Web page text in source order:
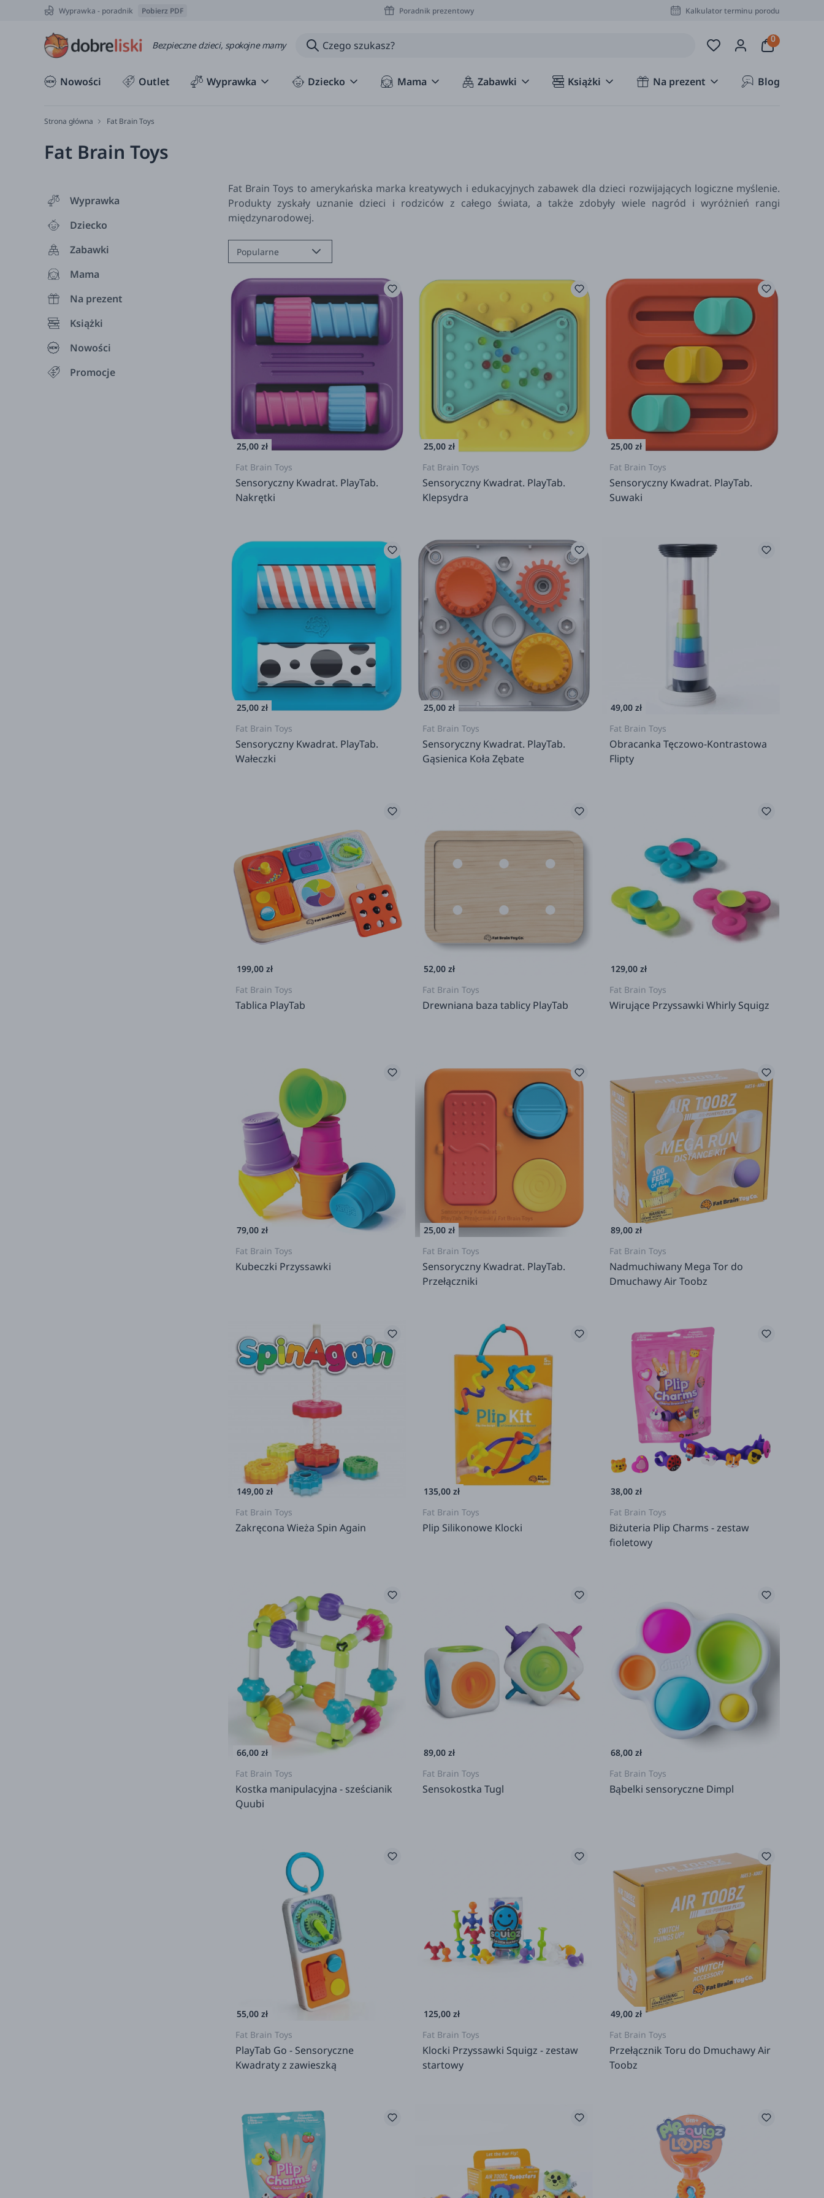
Wyprawka - poradnik Pobierz PDF Poradnik prezentowy Kalkulator terminu porodu
Bezpieczne dzieci, spokojne mamy
Nowości Outlet Wyprawka Dziecko Mama Zabawki Książki Na prezent Blog
Strona główna Fat Brain Toys
Fat Brain Toys
Wyprawka
Dziecko
Zabawki
Mama
Na prezent
Książki
Nowości
Promocje
Fat Brain Toys to amerykańska marka kreatywych i edukacyjnych zabawek dla dzieci rozwijających logiczne myślenie.
Produkty zyskały uznanie dzieci i rodziców z całego świata, a także zdobyły wiele nagród i wyróżnień rangi
międzynarodowej.
Popularne
25,00 zł
Fat Brain Toys
Sensoryczny Kwadrat. PlayTab.
Nakrętki
25,00 zł
Fat Brain Toys
Sensoryczny Kwadrat. PlayTab.
Klepsydra
25,00 zł
Fat Brain Toys
Sensoryczny Kwadrat. PlayTab.
Suwaki
25,00 zł
Fat Brain Toys
Sensoryczny Kwadrat. PlayTab.
Wałeczki
25,00 zł
Fat Brain Toys
Sensoryczny Kwadrat. PlayTab.
Gąsienica Koła Zębate
49,00 zł
Fat Brain Toys
Obracanka Tęczowo-Kontrastowa
Flipty
199,00 zł
Fat Brain Toys
Tablica PlayTab
52,00 zł
Fat Brain Toys
Drewniana baza tablicy PlayTab
129,00 zł
Fat Brain Toys
Wirujące Przyssawki Whirly Squigz
79,00 zł
Fat Brain Toys
Kubeczki Przyssawki
25,00 zł
Fat Brain Toys
Sensoryczny Kwadrat. PlayTab.
Przełączniki
89,00 zł
Fat Brain Toys
Nadmuchiwany Mega Tor do
Dmuchawy Air Toobz
149,00 zł
Fat Brain Toys
Zakręcona Wieża Spin Again
135,00 zł
Fat Brain Toys
Plip Silikonowe Klocki
38,00 zł
Fat Brain Toys
Biżuteria Plip Charms - zestaw
fioletowy
66,00 zł
Fat Brain Toys
Kostka manipulacyjna - sześcianik
Quubi
89,00 zł
Fat Brain Toys
Sensokostka Tugl
68,00 zł
Fat Brain Toys
Bąbelki sensoryczne Dimpl
55,00 zł
Fat Brain Toys
PlayTab Go - Sensoryczne
Kwadraty z zawieszką
125,00 zł
Fat Brain Toys
Klocki Przyssawki Squigz - zestaw
startowy
49,00 zł
Fat Brain Toys
Przełącznik Toru do Dmuchawy Air
Toobz